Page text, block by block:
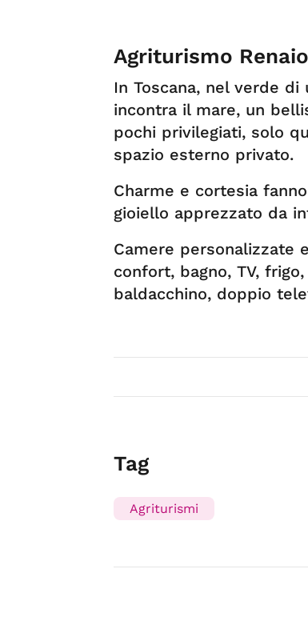
Agriturismo
In Toscana, nel verde
incontra il mare, un
pochi privilegiati, solo
spazio esterno privato.
Charme e cortesia
gioiello apprezzato da
Camere personalizzate
confort, bagno, TV,
baldacchino, doppio
Tag
Agriturismi